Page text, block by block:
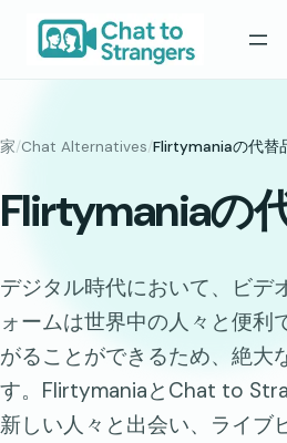
キ
プ
家/Chat Alternatives/Flirtymaniaの代替
Flirtymaniaの
デジタル時代において、ビデ
ォームは世界中の人々と便利
がることができるため、絶大
す。FlirtymaniaとChat to
新しい人々と出会い、ライブ